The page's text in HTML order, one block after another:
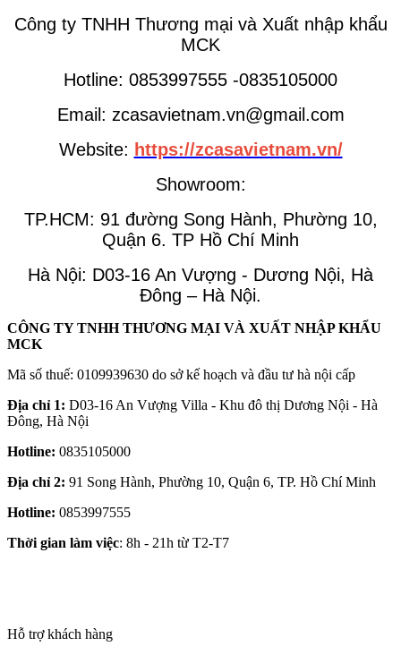
Công ty TNHH Thương mại và Xuất nhập khẩu
MCK
Hotline: 0853997555 -0835105000
Email: zcasavietnam.vn@gmail.com
Website: https://zcasavietnam.vn/
Showroom:
TP.HCM: 91 đường Song Hành, Phường 10,
Quận 6. TP Hồ Chí Minh
Hà Nội: D03-16 An Vượng - Dương Nội, Hà
Đông – Hà Nội.
CÔNG TY TNHH THƯƠNG MẠI VÀ XUẤT NHẬP KHẨU
MCK
Mã số thuế: 0109939630 do sở kế hoạch và đầu tư hà nội cấp
Địa chỉ 1: D03-16 An Vượng Villa - Khu đô thị Dương Nội - Hà
Đông, Hà Nội
Hotline: 0835105000
Địa chỉ 2: 91 Song Hành, Phường 10, Quận 6, TP. Hồ Chí Minh
Hotline: 0853997555
Thời gian làm việc: 8h - 21h từ T2-T7
Hỗ trợ khách hàng